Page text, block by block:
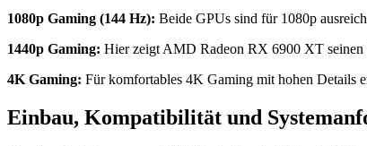
1080p Gaming (144 Hz): Beide GPUs sind für 1080p
1440p Gaming: Hier zeigt AMD Radeon RX 6900 XT seinen
4K Gaming: Für komfortables 4K Gaming mit hohen Details
Einbau, Kompatibilität und